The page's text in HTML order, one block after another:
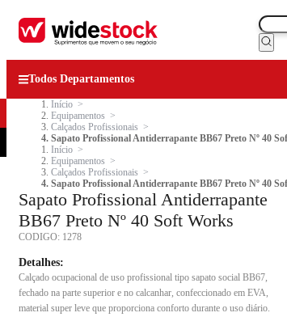
Todos Departamentos
Início
Equipamentos
Calçados Profissionais
Sapato Profissional Antiderrapante BB67 Preto Nº 40
Início
Equipamentos
Calçados Profissionais
Sapato Profissional Antiderrapante BB67 Preto Nº 40
Sapato Profissional Antiderrapante
BB67 Preto Nº 40 Soft Works
CODIGO: 1278
Detalhes:
Calçado ocupacional de uso profissional tipo sapato social BB67,
fechado na parte superior e no calcanhar, confeccionado em EVA,
material super leve que proporciona conforto durante o uso diário.